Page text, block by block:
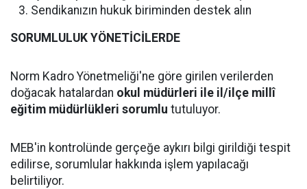
Sendikanızın hukuk biriminden destek alın
SORUMLULUK YÖNETİCİLERDE
Norm Kadro Yönetmeliği'ne göre girilen verilerden
doğacak hatalardan okul müdürleri ile il/ilçe millî
eğitim müdürlükleri sorumlu tutuluyor.
MEB'in kontrolünde gerçeğe aykırı bilgi girildiği tespit
edilirse, sorumlular hakkında işlem yapılacağı
belirtiliyor.